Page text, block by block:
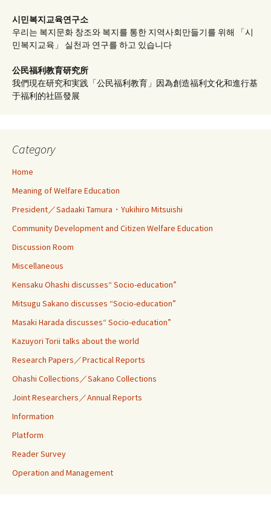
시민복지교육연구소
우리는 복지문화 창조와 복지를 통한 지역사회만들기를 위해 「시
민복지교육」 실천과 연구를 하고 있습니다
公民福利教育研究所
我們現在研究和実践「公民福利教育」因為創造福利文化和進行基
于福利的社區發展
Category
Home
Meaning of Welfare Education
President／Sadaaki Tamura・Yukihiro Mitsuishi
Community Development and Citizen Welfare Education
Discussion Room
Miscellaneous
Kensaku Ohashi discusses“ Socio-education”
Mitsugu Sakano discusses “Socio-education”
Masaki Harada discusses“ Socio-education”
Kazuyori Torii talks about the world
Research Papers／Practical Reports
Ohashi Collections／Sakano Collections
Joint Researchers／Annual Reports
Information
Platform
Reader Survey
Operation and Management